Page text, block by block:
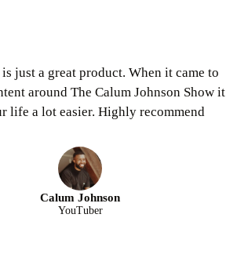
just a great product. When it came to
around The Calum Johnson Show it
life a lot easier. Highly recommend
Calum Johnson
YouTuber